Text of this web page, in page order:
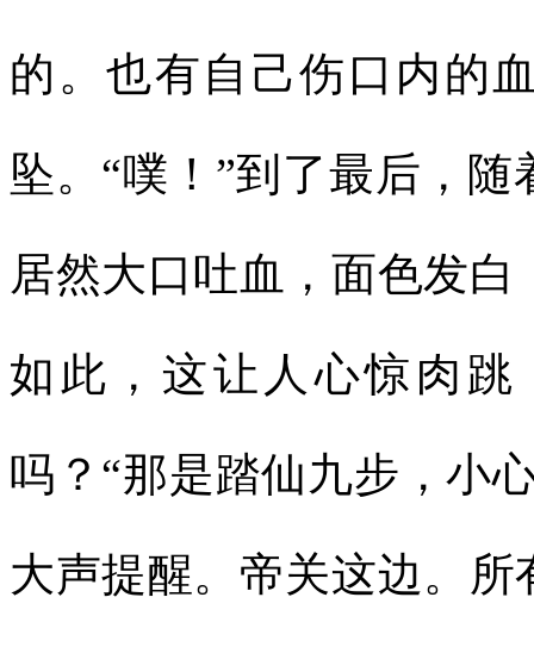
的。也有自己伤口内的
坠。“噗！”到了最后，
居然大口吐血，面色发
如此，这让人心惊肉
吗？“那是踏仙九步，小
大声提醒。帝关这边。